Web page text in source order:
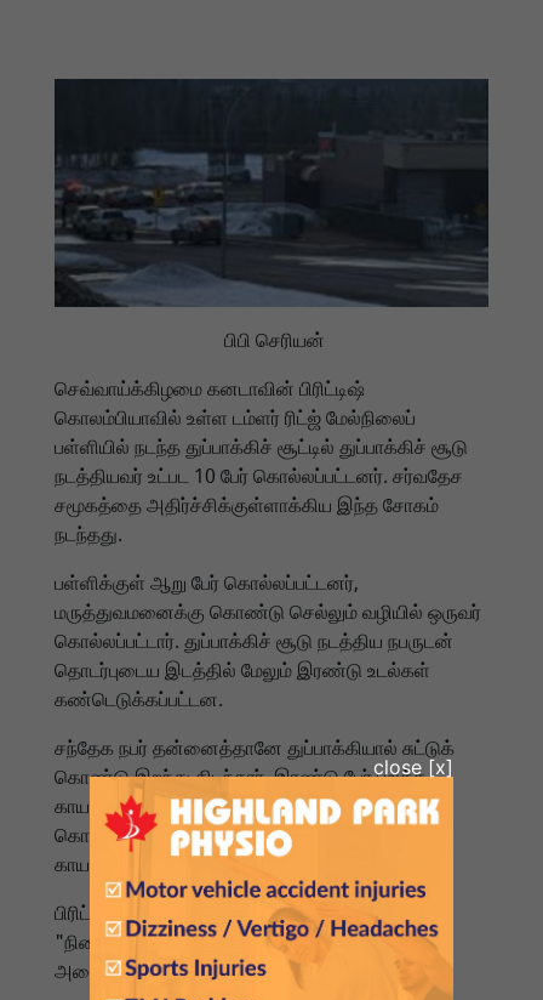
பிபி செரியன்
செவ்வாய்க்கிழமை கனடாவின் பிரிட்டிஷ்
கொலம்பியாவில் உள்ள டம்ளர் ரிட்ஜ் மேல்நிலைப்
பள்ளியில் நடந்த துப்பாக்கிச் சூட்டில் துப்பாக்கிச் சூடு
நடத்தியவர் உட்பட 10 பேர் கொல்லப்பட்டனர். சர்வதேச
சமூகத்தை அதிர்ச்சிக்குள்ளாக்கிய இந்த சோகம்
நடந்தது.
பள்ளிக்குள் ஆறு பேர் கொல்லப்பட்டனர்,
மருத்துவமனைக்கு கொண்டு செல்லும் வழியில் ஒருவர்
கொல்லப்பட்டார். துப்பாக்கிச் சூடு நடத்திய நபருடன்
தொடர்புடைய இடத்தில் மேலும் இரண்டு உடல்கள்
கண்டெடுக்கப்பட்டன.
சந்தேக நபர் தன்னைத்தானே துப்பாக்கியால் சுட்டுக்
கொண்டு இறந்து கிடந்தார். இரண்டு பேர் பலத்த
காயங்களுடன் மருத்துவமனைக்கு விமானம் மூலம்
கொண்டு செல்லப்பட்டனர். சுமார் 25 பேர் சிறிய
காயங்களுக்கு சிகிச்சை பெற்று வருகின்றனர்.
பிரிட்டிஷ் கொலம்பியா முதல்வர் டேவிட் எபி இதை
"நினைத்துப்பார்க்க முடியாத சோகம்" என்று
அழைத்தார்.